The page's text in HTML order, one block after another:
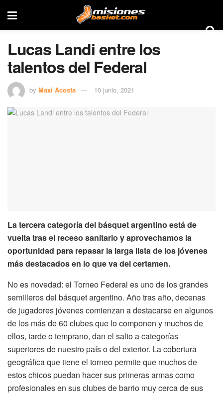
Lucas Landi entre los
talentos del Federal
by Maxi Acosta 10 junio, 2021
La tercera categoría del básquet argentino está de
vuelta tras el receso sanitario y aprovechamos la
oportunidad para repasar la larga lista de los jóvenes
más destacados en lo que va del certamen.
No es novedad: el Torneo Federal es uno de los grandes
semilleros del básquet argentino. Año tras año, decenas
de jugadores jóvenes comienzan a destacarse en algunos
de los más de 60 clubes que lo componen y muchos de
ellos, tarde o temprano, dan el salto a categorías
superiores de nuestro país o del exterior. La cobertura
geográfica que tiene el torneo permite que muchos de
estos chicos puedan hacer sus primeras armas como
profesionales en sus clubes de barrio muy cerca de sus